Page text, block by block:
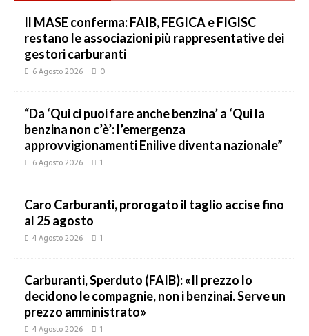
Il MASE conferma: FAIB, FEGICA e FIGISC
restano le associazioni più rappresentative dei
gestori carburanti
6 Agosto 2026 0
“Da ‘Qui ci puoi fare anche benzina’ a ‘Qui la
benzina non c’è’: l’emergenza
approvvigionamenti Enilive diventa nazionale”
6 Agosto 2026 1
Caro Carburanti, prorogato il taglio accise fino
al 25 agosto
4 Agosto 2026 1
Carburanti, Sperduto (FAIB): «Il prezzo lo
decidono le compagnie, non i benzinai. Serve un
prezzo amministrato»
4 Agosto 2026 1